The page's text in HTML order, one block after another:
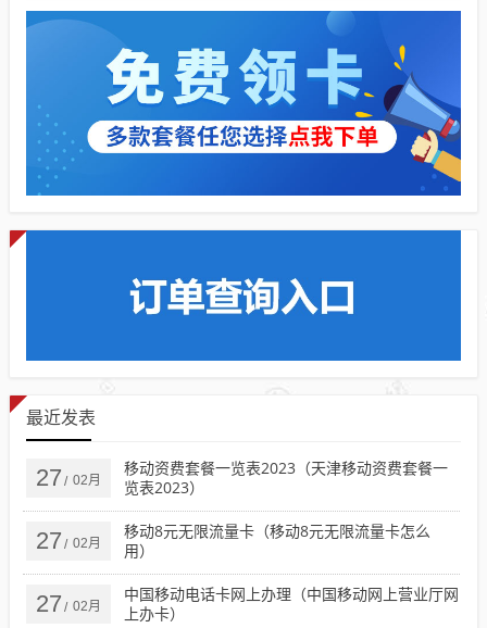
最近发表
27 / 02月
移动资费套餐一览表2023（天津移动资费套餐一
览表2023）
27 / 02月
移动8元无限流量卡（移动8元无限流量卡怎么
用）
27 / 02月
中国移动电话卡网上办理（中国移动网上营业厅网
上办卡）